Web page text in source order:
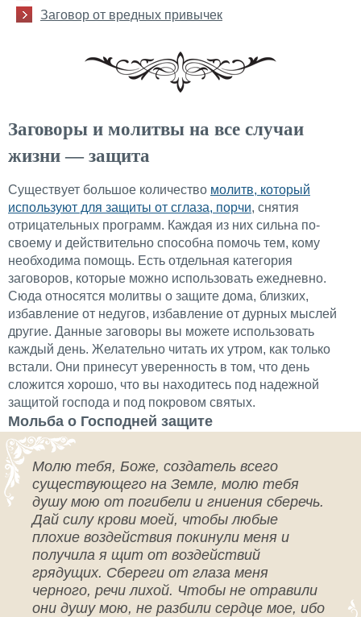
Заговор от вредных привычек
Заговоры и молитвы на все случаи
жизни — защита
Существует большое количество молитв, который
используют для защиты от сглаза, порчи, снятия
отрицательных программ. Каждая из них сильна по-
своему и действительно способна помочь тем, кому
необходима помощь. Есть отдельная категория
заговоров, которые можно использовать ежедневно.
Сюда относятся молитвы о защите дома, близких,
избавление от недугов, избавление от дурных мыслей
другие. Данные заговоры вы можете использовать
каждый день. Желательно читать их утром, как только
встали. Они принесут уверенность в том, что день
сложится хорошо, что вы находитесь под надежной
защитой господа и под покровом святых.
Мольба о Господней защите
Молю тебя, Боже, создатель всего
существующего на Земле, молю тебя
душу мою от погибели и гниения сберечь.
Дай силу крови моей, чтобы любые
плохие воздействия покинули меня и
получила я щит от воздействий
грядущих. Сбереги от глаза меня
черного, речи лихой. Чтобы не отравили
они душу мою, не разбили сердце мое, ибо